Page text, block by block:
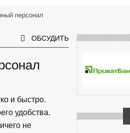
персонал
ОБСУДИТЬ
и быстро.
удобства.
не